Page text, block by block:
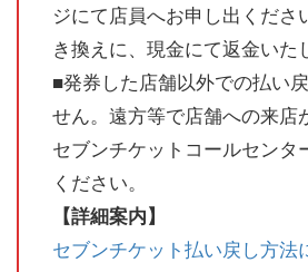
ジにて店員へお申し出くださ
き換えに、現金にて返金いた
■発券した店舗以外での払い
せん。遠方等で店舗への来店
セブンチケットコールセンタ
ください。
【詳細案内】
セブンチケット払い戻し方法